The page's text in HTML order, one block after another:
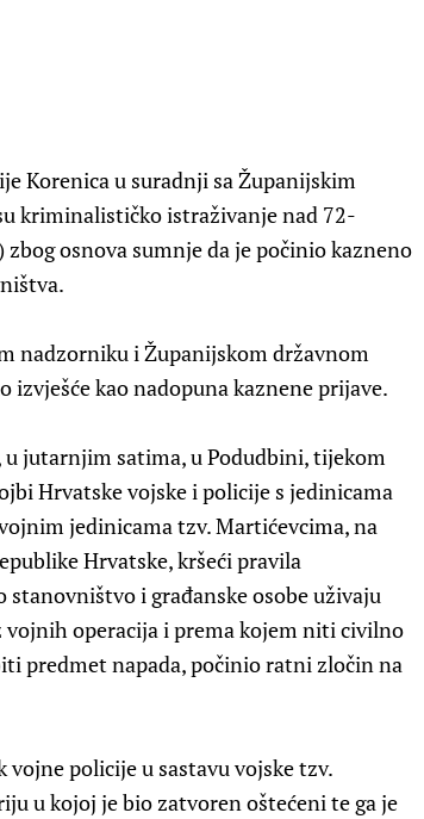
Korenica u suradnji sa Županijskim
kriminalističko istraživanje nad 72-
osnova sumnje da je počinio kazneno
nadzorniku i Županijskom državnom
izvješće kao nadopuna kaznene prijave.
u jutarnjim satima, u Podudbini, tijekom
Hrvatske vojske i policije s jedinicama
jedinicama tzv. Martićevcima, na
Hrvatske, kršeći pravila
i građanske osobe uživaju
operacija i prema kojem niti civilno
predmet napada, počinio ratni zločin na
policije u sastavu vojske tzv.
u kojoj je bio zatvoren oštećeni te ga je